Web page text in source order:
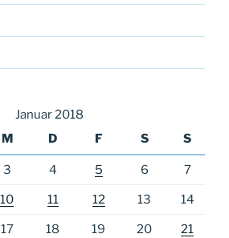
Januar 2018
M D F S S
3 4 5 6 7
10 11 12 13 14
17 18 19 20 21